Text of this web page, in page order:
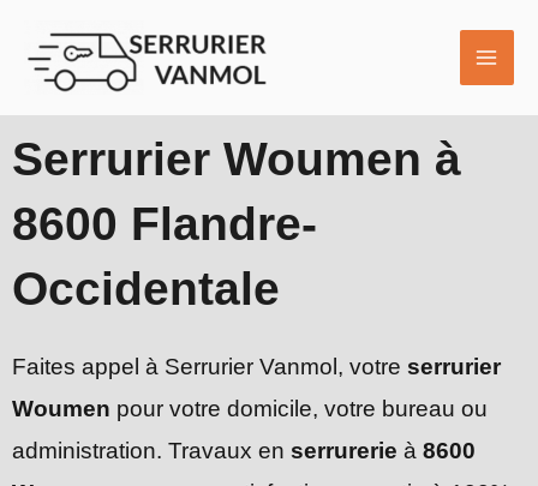
contenu
Serrurier Woumen à
8600 Flandre-
Occidentale
Faites appel à Serrurier Vanmol, votre serrurier
Woumen pour votre domicile, votre bureau ou
administration. Travaux en serrurerie à 8600